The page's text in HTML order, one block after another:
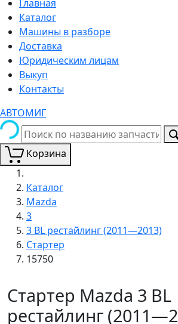
Главная
Каталог
Машины в разборе
Доставка
Юридическим лицам
Выкуп
Контакты
АВТОМИГ
Корзина
Каталог
Mazda
3
3 BL рестайлинг (2011—2013)
Стартер
15750
Стартер Mazda 3 BL
рестайлинг